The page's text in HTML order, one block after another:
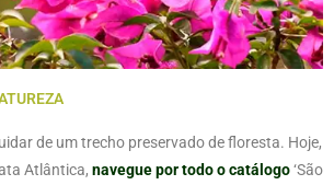
de um trecho preservado de floresta. Hoje,
Atlântica, navegue por todo o catálogo‘São